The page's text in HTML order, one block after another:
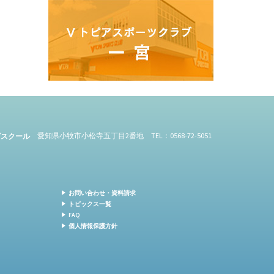
クール 愛知県小牧市小松寺五丁目2番地 TEL：0568-72-5051
お問い合わせ・資料請求
トピックス一覧
FAQ
個人情報保護方針